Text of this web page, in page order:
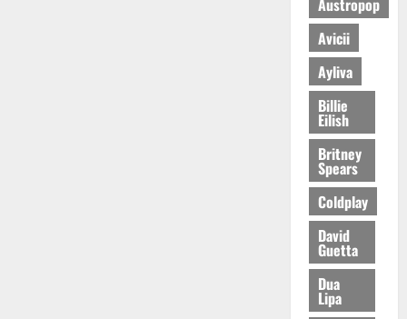
Avicii
Ayliva
Billie
Eilish
Britney
Spears
Coldplay
David
Guetta
Dua
Lipa